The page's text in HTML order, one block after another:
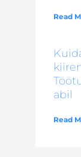
Read
abil
Read